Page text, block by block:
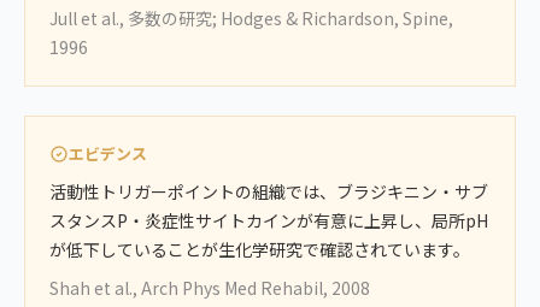
Jull et al., 多数の研究; Hodges & Richardson, Spine,
1996
エビデンス
活動性トリガーポイントの組織では、ブラジキニン・サブ
スタンスP・炎症性サイトカインが有意に上昇し、局所pH
が低下していることが生化学研究で確認されています。
Shah et al., Arch Phys Med Rehabil, 2008